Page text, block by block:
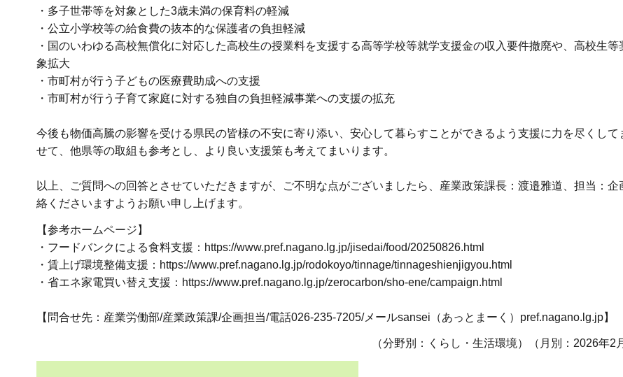
・多子世帯等を対象とした3歳未満の保育料の軽減
・公立小学校等の給食費の抜本的な保護者の負担軽減
・国のいわゆる高校無償化に対応した高校生の授業料を支援する高等学校等就学支援金の収入要件撤廃や、高校生
象拡大
・市町村が行う子どもの医療費助成への支援
・市町村が行う子育て家庭に対する独自の負担軽減事業への支援の拡充
今後も物価高騰の影響を受ける県民の皆様の不安に寄り添い、安心して暮らすことができるよう支援に力を尽くして
せて、他県等の取組も参考とし、より良い支援策も考えてまいります。
以上、ご質問への回答とさせていただきますが、ご不明な点がございましたら、産業政策課長：渡邉雅道、担当：企
絡くださいますようお願い申し上げます。
【参考ホームページ】
・フードバンクによる食料支援：https://www.pref.nagano.lg.jp/jisedai/food/20250826.html
・賃上げ環境整備支援：https://www.pref.nagano.lg.jp/rodokoyo/tinnage/tinnageshienjigyou.html
・省エネ家電買い替え支援：https://www.pref.nagano.lg.jp/zerocarbon/sho-ene/campaign.html
【問合せ先：産業労働部/産業政策課/企画担当/電話026-235-7205/メールsansei（あっとまーく）pref.nagano.lg.jp】
（分野別：くらし・生活環境）（月別：2026年2